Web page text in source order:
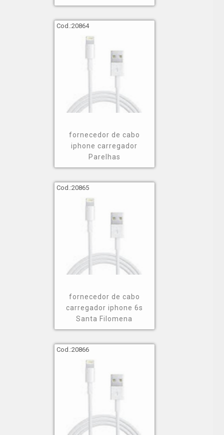
Cod.:20864
fornecedor de cabo
iphone carregador
Parelhas
Cod.:20865
fornecedor de cabo
carregador iphone 6s
Santa Filomena
Cod.:20866